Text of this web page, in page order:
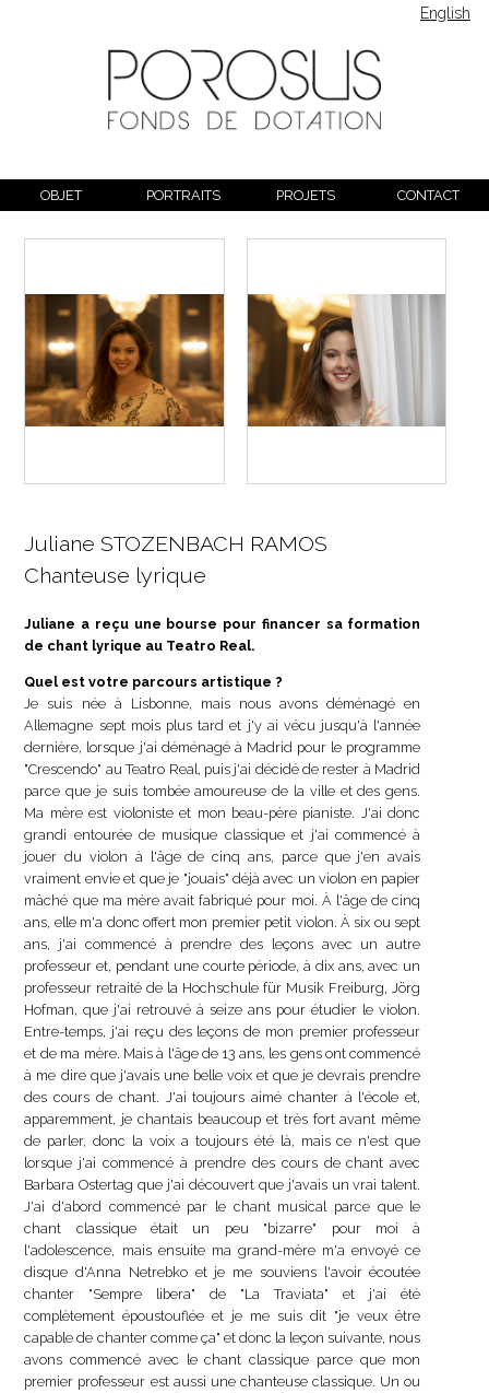
English
OBJET PORTRAITS PROJETS CONTACT
Juliane STOZENBACH RAMOS
Chanteuse lyrique
Juliane a reçu une bourse pour financer sa formation
de chant lyrique au Teatro Real.
Quel est votre parcours artistique ?
Je suis née à Lisbonne, mais nous avons déménagé en
Allemagne sept mois plus tard et j'y ai vécu jusqu'à l'année
dernière, lorsque j'ai déménagé à Madrid pour le programme
"Crescendo" au Teatro Real, puis j'ai décidé de rester à Madrid
parce que je suis tombée amoureuse de la ville et des gens.
Ma mère est violoniste et mon beau-père pianiste. J'ai donc
grandi entourée de musique classique et j'ai commencé à
jouer du violon à l'âge de cinq ans, parce que j'en avais
vraiment envie et que je "jouais" déjà avec un violon en papier
mâché que ma mère avait fabriqué pour moi. À l'âge de cinq
ans, elle m'a donc offert mon premier petit violon. À six ou sept
ans, j'ai commencé à prendre des leçons avec un autre
professeur et, pendant une courte période, à dix ans, avec un
professeur retraité de la Hochschule für Musik Freiburg, Jörg
Hofman, que j'ai retrouvé à seize ans pour étudier le violon.
Entre-temps, j'ai reçu des leçons de mon premier professeur
et de ma mère. Mais à l'âge de 13 ans, les gens ont commencé
à me dire que j'avais une belle voix et que je devrais prendre
des cours de chant. J'ai toujours aimé chanter à l'école et,
apparemment, je chantais beaucoup et très fort avant même
de parler, donc la voix a toujours été là, mais ce n'est que
lorsque j'ai commencé à prendre des cours de chant avec
Barbara Ostertag que j'ai découvert que j'avais un vrai talent.
J'ai d'abord commencé par le chant musical parce que le
chant classique était un peu "bizarre" pour moi à
l'adolescence, mais ensuite ma grand-mère m'a envoyé ce
disque d'Anna Netrebko et je me souviens l'avoir écoutée
chanter "Sempre libera" de "La Traviata" et j'ai été
complètement époustouflée et je me suis dit "je veux être
capable de chanter comme ça" et donc la leçon suivante, nous
avons commencé avec le chant classique parce que mon
premier professeur est aussi une chanteuse classique. Un ou